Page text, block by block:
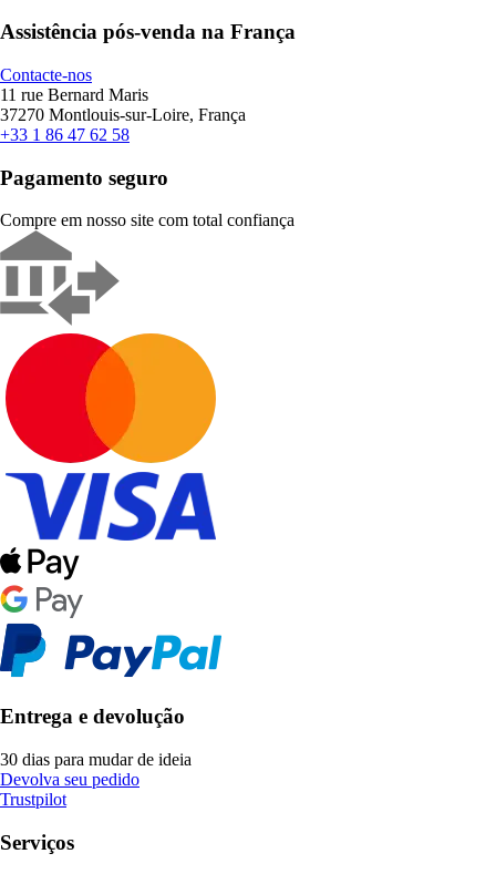
Assistência pós-venda na França
Contacte-nos
11 rue Bernard Maris
37270 Montlouis-sur-Loire, França
+33 1 86 47 62 58
Pagamento seguro
Compre em nosso site com total confiança
Entrega e devolução
30 dias para mudar de ideia
Devolva seu pedido
Trustpilot
Serviços